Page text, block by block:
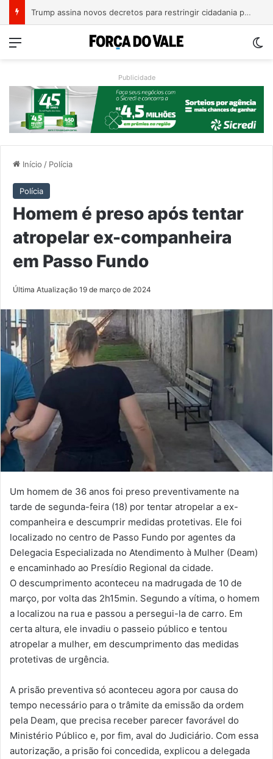
A Balsa Vicentina do Rio Guaporé
Menu
Publicidade
Início / Polícia
Polícia
Homem é preso após tentar
atropelar ex-companheira
em Passo Fundo
Última Atualização 19 de março de 2024
Um homem de 36 anos foi preso preventivamente na
tarde de segunda-feira (18) por tentar atropelar a ex-
companheira e descumprir medidas protetivas. Ele foi
localizado no centro de Passo Fundo por agentes da
Delegacia Especializada no Atendimento à Mulher (Deam)
e encaminhado ao Presídio Regional da cidade.
O descumprimento aconteceu na madrugada de 10 de
março, por volta das 2h15min. Segundo a vítima, o homem
a localizou na rua e passou a persegui-la de carro. Em
certa altura, ele invadiu o passeio público e tentou
atropelar a mulher, em descumprimento das medidas
protetivas de urgência.
A prisão preventiva só aconteceu agora por causa do
tempo necessário para o trâmite da emissão da ordem
pela Deam, que precisa receber parecer favorável do
Ministério Público e, por fim, aval do Judiciário. Com essa
autorização, a prisão foi concedida, explicou a delegada